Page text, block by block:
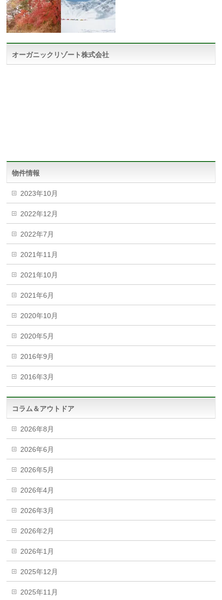
オーガニックリゾート株式会社
物件情報
2023年10月
2022年12月
2022年7月
2021年11月
2021年10月
2021年6月
2020年10月
2020年5月
2016年9月
2016年3月
コラム＆アウトドア
2026年8月
2026年6月
2026年5月
2026年4月
2026年3月
2026年2月
2026年1月
2025年12月
2025年11月